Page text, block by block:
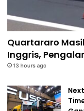
Quartararo
Inggris,
13 hours ago